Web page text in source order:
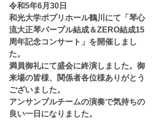
令和5年6月30日
和光大学ポプリホール鶴川にて「琴心
流大正琴パープル結成＆ZERO結成15
周年記念コンサート」を開催しまし
た。
満員御礼にて盛会に終演しました。御
来場の皆様、関係者各位様ありがとう
ございました。
アンサンブルチームの演奏で気持ちの
良い一日になりました。